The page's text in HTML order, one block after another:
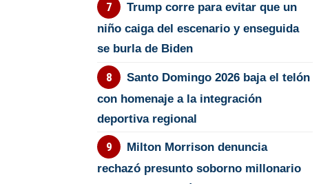
Trump corre para evitar que un
niño caiga del escenario y enseguida
se burla de Biden
Santo Domingo 2026 baja el telón
con homenaje a la integración
deportiva regional
Milton Morrison denuncia
rechazó presunto soborno millonario